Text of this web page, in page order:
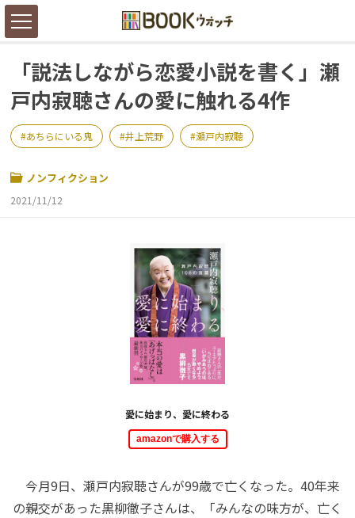
「説法しながら恋愛小説を書く」瀬
戸内寂聴さんの愛に触れる4作
あちらにいる鬼 井上荒野 瀬戸内寂聴
ノンフィクション
2021/11/12
愛に始まり、愛に終わる
amazonで購入する
今月9日、瀬戸内寂聴さんが99歳で亡くなった。40年来
の親交があった黒柳徹子さんは、「みんなの味方が、亡く